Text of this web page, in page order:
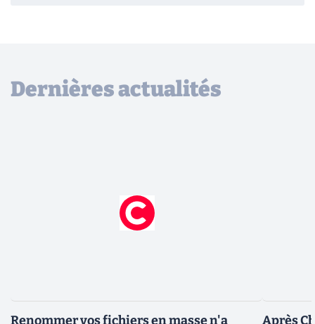
Dernières actualités
Renommer vos fichiers en masse n'a Après